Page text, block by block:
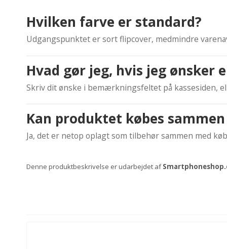
Hvilken farve er standard?
Udgangspunktet er sort flipcover, medmindre
Hvad gør jeg, hvis jeg ønsker
Skriv dit ønske i bemærkningsfeltet på kassesiden,
Kan produktet købes
Ja, det er netop oplagt som tilbehør sammen med
Denne produktbeskrivelse er udarbejdet af